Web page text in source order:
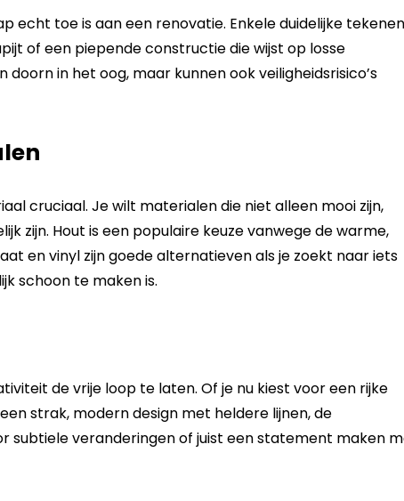
echt toe is aan een renovatie. Enkele duidelijke tekenen
of een piepende constructie die wijst op losse
in het oog, maar kunnen ook veiligheidsrisico’s
cruciaal. Je wilt materialen die niet alleen mooi zijn,
zijn. Hout is een populaire keuze vanwege de warme,
en vinyl zijn goede alternatieven als je zoekt naar iets
schoon te maken is.
de vrije loop te laten. Of je nu kiest voor een rijke
strak, modern design met heldere lijnen, de
subtiele veranderingen of juist een statement maken